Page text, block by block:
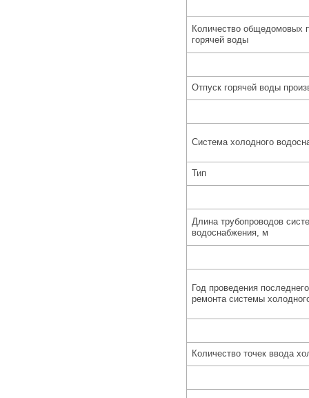
Количество общедомовых
горячей воды
Отпуск горячей воды
Система холодного
Тип
Длина трубопроводов
водоснабжения, м
Год проведения
ремонта системы
Количество точек ввода